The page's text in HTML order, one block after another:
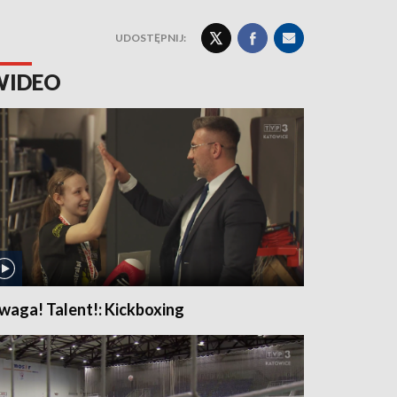
UDOSTĘPNIJ:
Talent!: Kickboxing